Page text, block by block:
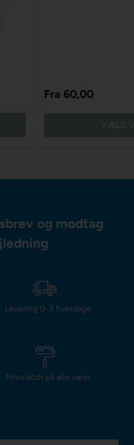
Fra 60,00
og modtag
Levering 0-3 hverdage
Prismatch på alle varer